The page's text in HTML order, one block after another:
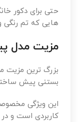
حتی برای دکور
هایی که تم رنگی
مزیت مدل
بزرگ ترین مزیت
بستنی پیش
این ویژگی
کاربردی است و